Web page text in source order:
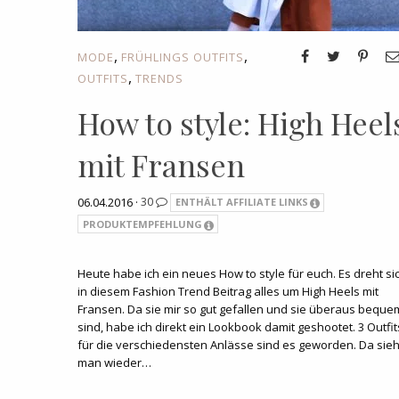
MODE, FRÜHLINGS OUTFITS,
OUTFITS, TRENDS
How to style: High
mit Fransen
06.04.2016 · 30
ENTHÄLT AFFILIATE LINKS
PRODUKTEMPFEHLUNG
Heute habe ich ein neues How to style für euch. Es dreht
in diesem Fashion Trend Beitrag alles um High Heels mit
Fransen. Da sie mir so gut gefallen und sie überaus
sind, habe ich direkt ein Lookbook damit geshootet. 3
für die verschiedensten Anlässe sind es geworden. Da
man wieder…